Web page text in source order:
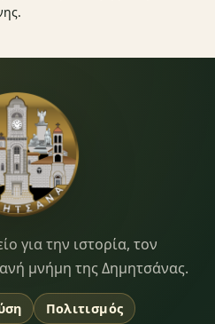
για την ιστορία, τον
μνήμη της Δημητσάνας.
Πολιτισμός